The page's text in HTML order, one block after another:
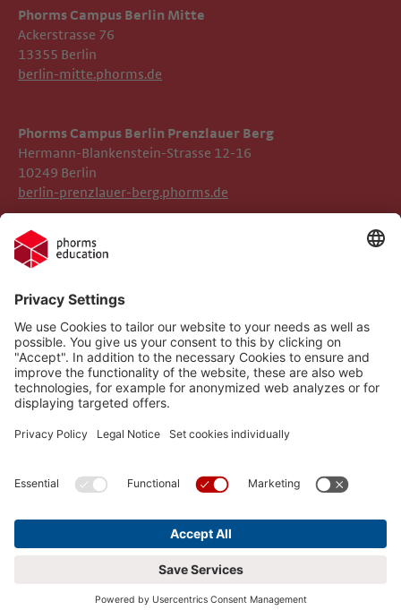
Privacy Policy
Gender Information
Compliance
Social Media Netiquette
Implemented Technologies
Cookie settings
Phorms Campus Berlin Mitte
Ackerstrasse 76
13355 Berlin
berlin-mitte.phorms.de
Phorms Campus Berlin Prenzlauer Berg
Hermann-Blankenstein-Strasse 12-16
10249 Berlin
berlin-prenzlauer-berg.phorms.de